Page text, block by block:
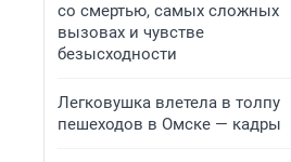
со смертью, самых сложных
вызовах и чувстве
безысходности
Легковушка влетела в толпу
пешеходов в Омске — кадры